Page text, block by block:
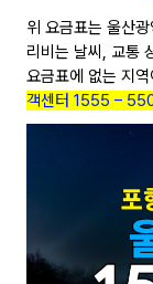
위 요금표는 울산
리비는 날씨, 교통
요금표에 없는 지
객센터 1555 –